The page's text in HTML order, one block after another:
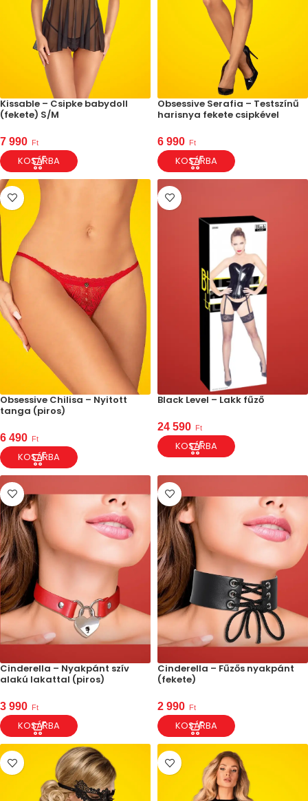
Kissable – Csipke babydoll
(fekete) S/M
7 990 Ft
KOSÁRBA
Obsessive Serafia – Testszínű
harisnya fekete csipkével
6 990 Ft
KOSÁRBA
Obsessive Chilisa – Nyitott
tanga (piros)
6 490 Ft
KOSÁRBA
Black Level – Lakk fűző
24 590 Ft
KOSÁRBA
Cinderella – Nyakpánt szív
alakú lakattal (piros)
3 990 Ft
KOSÁRBA
Cinderella – Fűzős nyakpánt
(fekete)
2 990 Ft
KOSÁRBA